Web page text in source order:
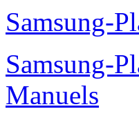
Samsung-
Samsung-
Manuels